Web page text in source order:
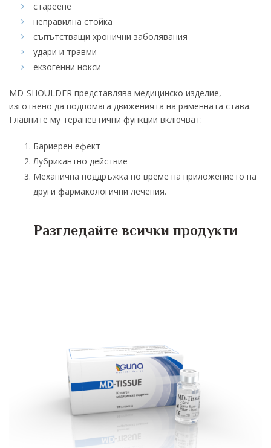
стареене
неправилна стойка
съпътстващи хронични заболявания
удари и травми
екзогенни нокси
MD-SHOULDER представлява медицинско изделие,
изготвено да подпомага движенията на раменната става.
Главните му терапевтични функции включват:
Бариерен ефект
Лубрикантно действие
Механична поддръжка по време на приложението на
други фармакологични лечения.
Разгледайте всички продукти